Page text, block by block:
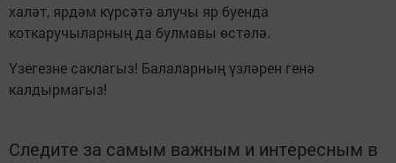
халәт, ярдәм күрсәтә алучы яр буенда
коткаручыларның да булмавы өстәлә.
Үзегезне саклагыз! Балаларның үзләрен генә
калдырмагыз!
Следите за самым важным и интересным в